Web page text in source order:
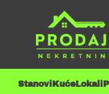
Stanovi KućeLokali